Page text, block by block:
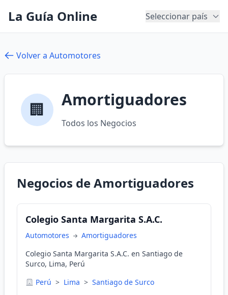
La Guía Online Seleccionar país
Volver a Automotores
🏢 Amortiguadores
Todos los Negocios
Negocios de Amortiguadores
Colegio Santa Margarita S.A.C.
Automotores
Amortiguadores
Colegio Santa Margarita S.A.C. en Santiago de
Surco, Lima, Perú
Perú > Lima > Santiago de Surco